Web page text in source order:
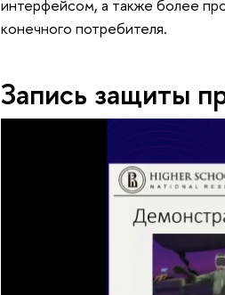
интерфейсом, а также более
конечного потребителя.
Запись защиты